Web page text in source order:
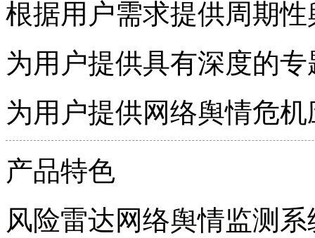
根据用户需求提供周期
为用户提供具有深度的
为用户提供网络舆情危
产品特色
风险雷达网络舆情监测